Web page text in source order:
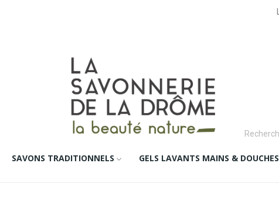
SAVONS TRADITIONNELS
GELS LAVANTS MAINS & DOUCHES